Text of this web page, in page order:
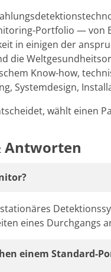
Portfolio — von
in einigen der
die
Know-how,
Systemdesign,
wählt einen
Antworten
eines
einem Standard-